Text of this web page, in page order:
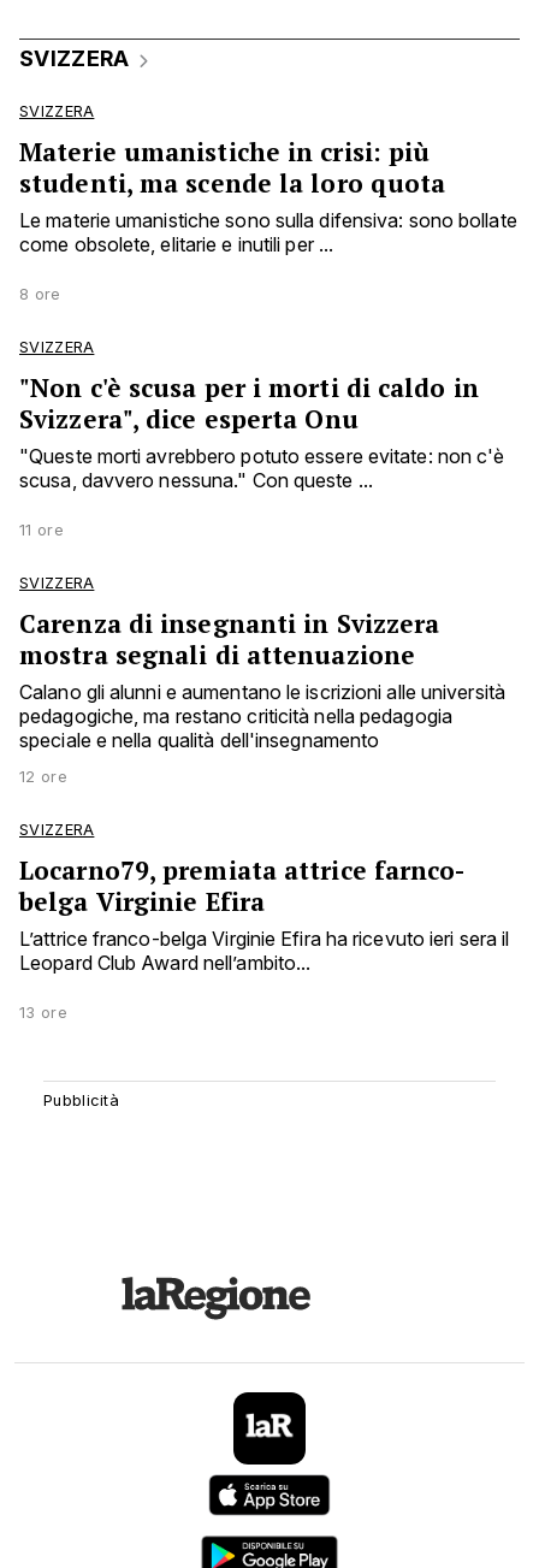
SVIZZERA
SVIZZERA
Materie umanistiche in crisi: più
studenti, ma scende la loro quota
Le materie umanistiche sono sulla difensiva: sono bollate
come obsolete, elitarie e inutili per ...
8 ore
SVIZZERA
"Non c'è scusa per i morti di caldo in
Svizzera", dice esperta Onu
"Queste morti avrebbero potuto essere evitate: non c'è
scusa, davvero nessuna." Con queste ...
11 ore
SVIZZERA
Carenza di insegnanti in Svizzera
mostra segnali di attenuazione
Calano gli alunni e aumentano le iscrizioni alle università
pedagogiche, ma restano criticità nella pedagogia
speciale e nella qualità dell'insegnamento
12 ore
SVIZZERA
Locarno79, premiata attrice farnco-
belga Virginie Efira
L’attrice franco-belga Virginie Efira ha ricevuto ieri sera il
Leopard Club Award nell’ambito...
13 ore